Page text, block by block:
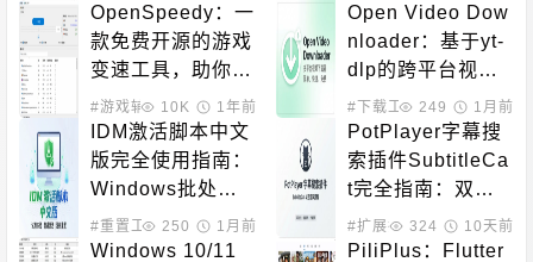
OpenSpeedy：一
款免费开源的游戏
变速工具，助你突
破游戏原本的帧率
限制
#游戏辅助 10K 1年前
Open Video Dow
nloader：基于yt-
dlp的跨平台视频
下载工具
#下载工具 249 1月前
IDM激活脚本中文
版完全使用指南：
Windows批处理
工具一键激活教程
#重置工具 #下载工具
250 1月前
PotPlayer字幕搜
索插件SubtitleCa
t完全指南：双源
字幕下载、自动匹
配、90语言支持
#扩展插件 #系统增强
324 10天前
Windows 10/11
PiliPlus：Flutter